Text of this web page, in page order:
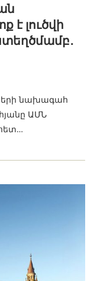
է լուծվի
նախագահ
ԱՄՆ